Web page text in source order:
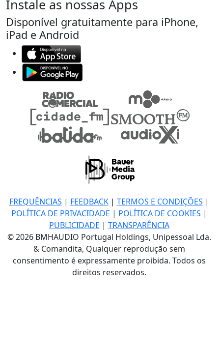
Instale as nossas Apps
Disponível gratuitamente para iPhone,
iPad e Android
FREQUÊNCIAS | FEEDBACK| TERMOS E CONDIÇÕES |
POLÍTICA DE PRIVACIDADE | POLÍTICA DE COOKIES |
PUBLICIDADE | TRANSPARÊNCIA
© 2026 BMHAUDIO Portugal Holdings, Unipessoal Lda.
& Comandita, Qualquer reprodução sem
consentimento é expressamente proibida. Todos os
direitos reservados.